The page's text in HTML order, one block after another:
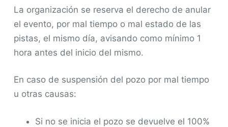
La organización se reserva el derecho de anular
el evento, por mal tiempo o mal estado de las
pistas, el mismo día, avisando como mínimo 1
hora antes del inicio del mismo.
En caso de suspensión del pozo por mal tiempo
u otras causas:
Si no se inicia el pozo se devuelve el 100%